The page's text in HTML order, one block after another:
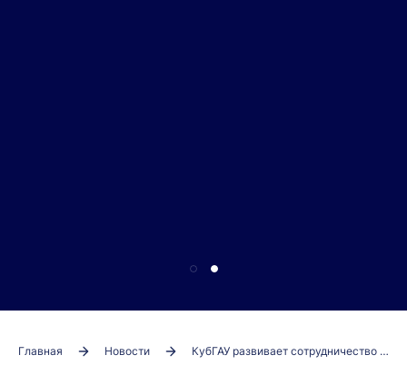
Главная Новости КубГАУ развивает сотрудничество с Центром транскраниальной электростимуляции Санкт-Петербурга